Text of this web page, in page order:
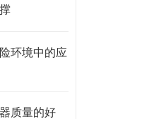
环境中的应
质量的好